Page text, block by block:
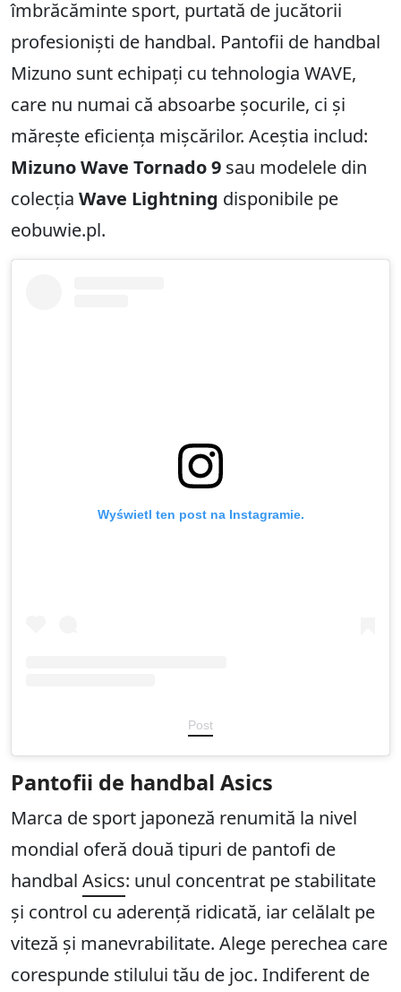
îmbrăcăminte sport, purtată de jucătorii
profesioniști de handbal. Pantofii de handbal
Mizuno sunt echipați cu tehnologia WAVE,
care nu numai că absoarbe șocurile, ci și
mărește eficiența mișcărilor. Aceștia includ:
Mizuno Wave Tornado 9 sau modelele din
colecția Wave Lightning disponibile pe
eobuwie.pl.
Wyświetl ten post na Instagramie.
Post
Pantofii de handbal Asics
Marca de sport japoneză renumită la nivel
mondial oferă două tipuri de pantofi de
handbal Asics: unul concentrat pe stabilitate
și control cu aderență ridicată, iar celălalt pe
viteză și manevrabilitate. Alege perechea care
corespunde stilului tău de joc. Indiferent de